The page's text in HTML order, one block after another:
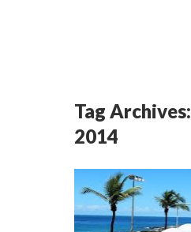
Tag Archives:
2014